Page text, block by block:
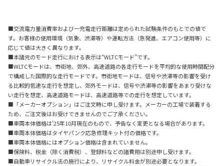
■交流電力量消費率および一充電走行距離は定められた試験条件のもとでの値で
す。お客様の使用環境（気象、渋滞等）や運転方法（急発進、エアコン使用等）に
応じて値は大きく異なります。
■本諸元のモード走行における表示は“WLTCモード”です。
■WLTCモードは、市街地、郊外、高速道路の各走行モードを平均的な使用時間配分
で構成した国際的な走行モードです。市街地モードは、信号や渋滞等の影響を受け
る比較的低速な走行を想定し、郊外モードは、信号や渋滞等の影響をあまり受けな
い走行を想定、高速道路モードは、高速道路等での走行を想定しています。
■「メーカーオプション」はご注文時に申し受けます。メーカーの工場で装着する
ため、ご注文後はお受けできませんのでご了承ください。
■車両本体価格は'25年10月現在のもので、予告なく変更となる場合があります。
■車両本体価格はタイヤパンク応急修理キット付の価格です。
■車両本体価格にはオプション価格は含まれていません。
■保険料、税金（除く消費税）、登録料などの諸費用は別途申し受けます。
■自動車リサイクル法の施行により、リサイクル料金が別途必要となります。